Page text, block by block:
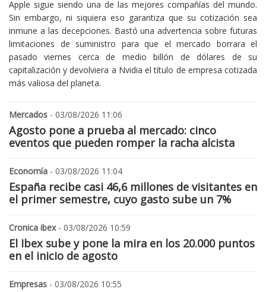
Apple sigue siendo una de las mejores compañías del mundo.
Sin embargo, ni siquiera eso garantiza que su cotización sea
inmune a las decepciones. Bastó una advertencia sobre futuras
limitaciones de suministro para que el mercado borrara el
pasado viernes cerca de medio billón de dólares de su
capitalización y devolviera a Nvidia el título de empresa cotizada
más valiosa del planeta.
Mercados - 03/08/2026 11:06
Agosto pone a prueba al mercado: cinco
eventos que pueden romper la racha alcista
Economía - 03/08/2026 11:04
España recibe casi 46,6 millones de visitantes en
el primer semestre, cuyo gasto sube un 7%
Cronica ibex- 03/08/2026 10:59
El Ibex sube y pone la mira en los 20.000 puntos
en el inicio de agosto
Empresas - 03/08/2026 10:55